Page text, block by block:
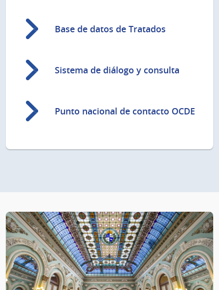
Base de datos de Tratados
Sistema de diálogo y consulta
Punto nacional de contacto OCDE